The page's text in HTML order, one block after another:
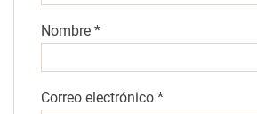
Nombre *
Correo electrónico *